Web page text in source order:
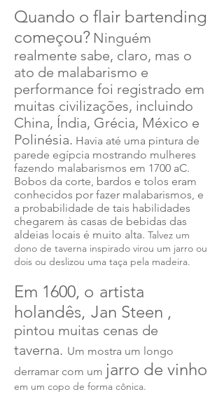
Quando o flair bartending
começou? Ninguém
realmente sabe, claro, mas o
ato de malabarismo e
performance foi registrado em
muitas civilizações, incluindo
China, Índia, Grécia, México e
Polinésia. Havia até uma pintura de
parede egípcia mostrando mulheres
fazendo malabarismos em 1700 aC.
Bobos da corte, bardos e tolos eram
conhecidos por fazer malabarismos, e
a probabilidade de tais habilidades
chegarem às casas de bebidas das
aldeias locais é muito alta. Talvez um
dono de taverna inspirado virou um jarro ou
dois ou deslizou uma taça pela madeira.
Em 1600, o artista
holandês, Jan Steen ,
pintou muitas cenas de
taverna. Um mostra um longo
derramar com um jarro de vinho
em um copo de forma cônica.